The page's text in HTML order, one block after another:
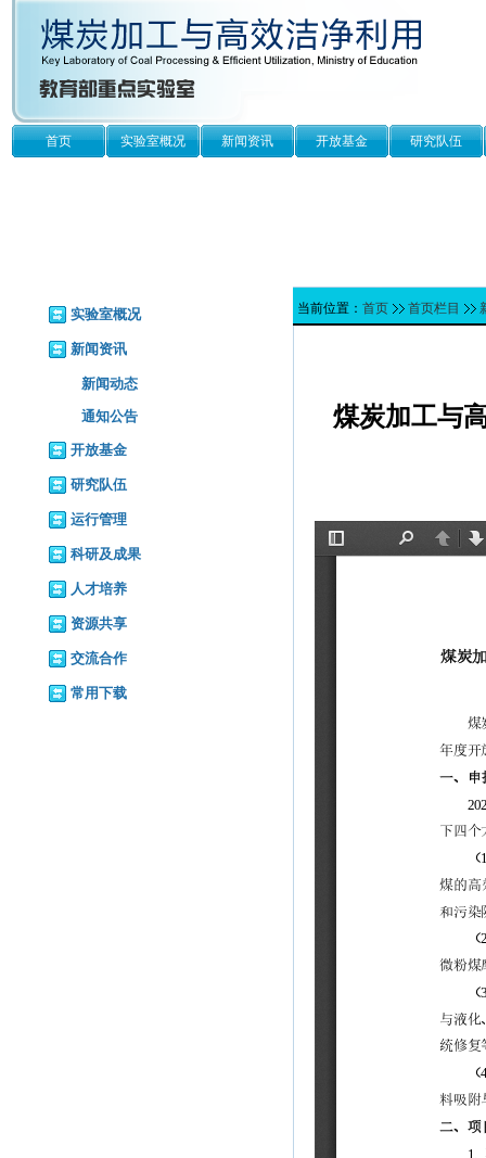
首页 实验室概况 新闻资讯 开放基金 研究队伍
实验室概况
新闻资讯
新闻动态
通知公告
开放基金
研究队伍
运行管理
科研及成果
人才培养
资源共享
交流合作
常用下载
当前位置： 首页 首页栏目
煤炭加工与